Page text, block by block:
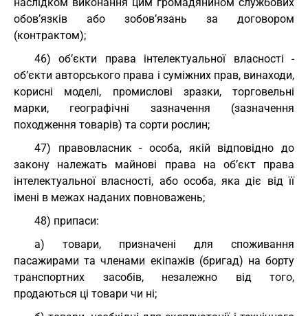
обов’язків або зобов’язань за договором
(контрактом);
46) об’єкти права інтелектуальної власності -
об’єкти авторського права і суміжних прав, винаходи,
корисні моделі, промислові зразки, торговельні
марки, географічні зазначення (зазначення
походження товарів) та сорти рослин;
47) правовласник - особа, якій відповідно до
закону належать майнові права на об’єкт права
інтелектуальної власності, або особа, яка діє від її
імені в межах наданих повноважень;
48) припаси:
а) товари, призначені для споживання
пасажирами та членами екіпажів (бригад) на борту
транспортних засобів, незалежно від того,
продаються ці товари чи ні;